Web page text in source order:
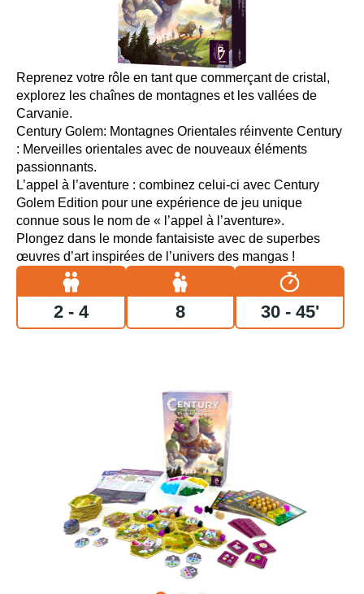
Reprenez votre rôle en tant que commerçant de cristal,
explorez les chaînes de montagnes et les vallées de
Carvanie.
Century Golem: Montagnes Orientales réinvente Century
: Merveilles orientales avec de nouveaux éléments
passionnants.
L’appel à l’aventure : combinez celui-ci avec Century
Golem Edition pour une expérience de jeu unique
connue sous le nom de « l’appel à l’aventure».
Plongez dans le monde fantaisiste avec de superbes
œuvres d’art inspirées de l’univers des mangas !
2 - 4 8 30 - 45'